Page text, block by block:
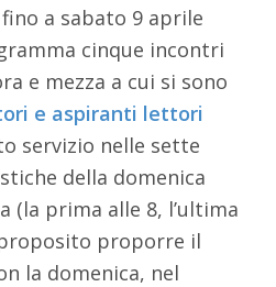
a sabato 9 aprile
cinque incontri
e mezza a cui si sono
e aspiranti lettori
servizio nelle sette
della domenica
(la prima alle 8, l’ultima
proporre il
la domenica, nel